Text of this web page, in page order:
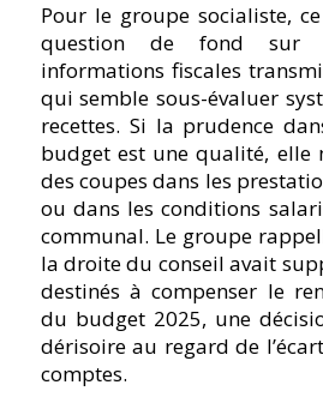
Pour le groupe socialiste,
question de fond sur
informations fiscales
qui semble sous-évaluer
recettes. Si la prudence
budget est une qualité, elle
des coupes dans les
ou dans les conditions
communal. Le groupe
la droite du conseil avait
destinés à compenser le
du budget 2025, une
dérisoire au regard de
comptes.